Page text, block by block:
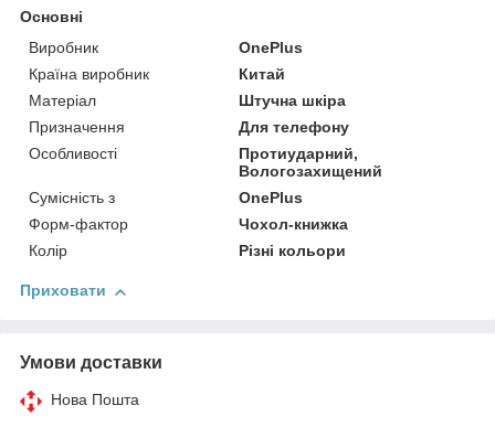
Основні
Виробник
OnePlus
Країна виробник
Китай
Матеріал
Штучна шкіра
Призначення
Для телефону
Особливості
Протиударний,
Вологозахищений
Сумісність з
OnePlus
Форм-фактор
Чохол-книжка
Колір
Різні кольори
Приховати
Умови доставки
Нова Пошта